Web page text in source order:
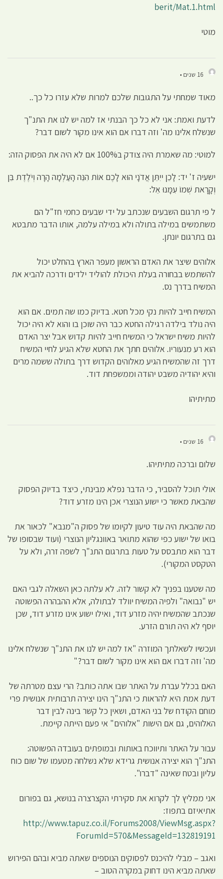
berit/Mat.1.html
מוטי
16 שנים •
מאוד שמחתי על התגובות שלכם למרות שלא עזרו כל כך..
לדעת ואמת: אני לא כל כך הבנתי אז למה יש לנו את התנ"ך
שנשלח אלינו מה' וזה דברו אם הוא אינו מקור לשום דבר?
למוטי: מה שאמרת היה צודק ב100% אם לא היה את הפסוק הזה:
ישעיה ז' יד: לָכֵן ייִתֵּן אֲדֹנָי הוּא לָכֶם אוֹת הִנֵּה הָעַלְמָה הָרָה וְיֹלֶדֶת בֵּן
וְקָרָאת שְׁמוֹ עִמָּנוּ אֵל:
ל פי תרגום השבעים שנכתב על ידי שבעים כחמי חז"ל הם
משתמשים במילה בתולה ולא במילה עלמה, אותו הדבר מתבטא
גם בתרגום יונתן.
אלוהים שיצר את האדם הראשון מעפר הארץ בהחלט יכול
להשתמש בבחורה בעלת היכולת להוליד ילדים ודרכה להביא את
המשיח בדרך נס.
המשיח חייב להיות נקי מכל חטא. בדיוק כמו שה תמים. אם הוא
היה נולד בילדה רגילה החטא כבר היה שוכן בו והוא לא היה יכול
להיות משיח ישראל כי המשיח חייב להיות קדוש אבל יצר האדם
הוא רע מנעוריו. אלוהים חתך את החטא שלא הגיע לחיי המשיח
דרך זה שהמשיח הגיע מאלוהים הקדוש דרך בתולה ששמה מרים
והיא יהודיה משבט יהודה וממשפחת דוד.
מתיתיהו
16 שנים •
שלום וברכה מתיתיהו.
אולי תוכל להסביר, כי הדבר נפלא מבינתי, כיצד בדיוק הפסוק
שהבאת מאשר כי ישוע הנוצרי אכן הינו מזרע דוד?
מה שהבאת היה עוד טיעון לקיומו של פסוק ה"מנבא" לכאור את
בואו של ישוע כפי שהוא מתואר באוונגליון הנוצרי (ועוד שבסופו של
דבר הוא מתבסס על טעות בתרגום התנ"ך לשפה זרה, ולא על
הטקסט המקורי).
מה שטענו בפניך לא קשור לזה. לא עלתה כאן השאלה לגבי האם
יש "נבואה" ולפיה המשיח יוולד לבתולה, אלא ההבהרה הפשוטה
שנכתב שהמשיח יהיה מזרע דוד, ואילו ישוע אינו מזרע דוד, שכן
יוסף לא היה תורם הזרע.
ועכשיו לשאלתך המוזרה "אז למה יש לנו את התנ"ך שנשלח אלינו
מה' וזה דברו אם הוא אינו מקור לשום דבר?"
האם בכלל עברת על האתר שבו אתה כותב? הרי עצם מטרתה של
דעת אמת היא להראות כי התנ"ך הינו יצירה תרבותית אנושית פרי
מוחם הקודח של בני האדם, ושאין כל קשר בינה לבין דבר
האלוהים, גם אם הישות "אלוהים" אי פעם הייתה קיימת.
עבור על האתר ותיווכח באותות ובמופתים בעובדה הפשוטה:
התנ"ך הוא יצירה אנושית גרידא שלא נשלחה מטעמו של שום כוח
עליון ובטח שאינה "דברו".
אני ממליץ לך לקרוא את סקירתי הקצרצרה בנושא, גם בפורום
אתיאיזם בתפוז:
http://www.tapuz.co.il/Forums2008/ViewMsg.aspx?
ForumId=570&MessageId=132819191
ואגב – מבלי להיכנס לפסוקים הנוספים שאתה מביא ובהם הפירוש
שאתה מביא הינו דחוק במקרה הטוב –